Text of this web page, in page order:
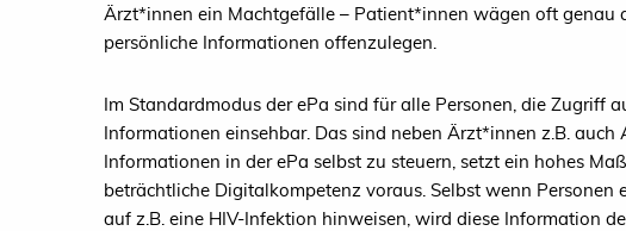
Ärzt*innen ein Machtgefälle – Patient*innen wägen oft genau
persönliche Informationen offenzulegen.
Im Standardmodus der ePa sind für alle Personen, die Zugriff
Informationen einsehbar. Das sind neben Ärzt*innen z.B.
Informationen in der ePa selbst zu steuern, setzt ein hohes
beträchtliche Digitalkompetenz voraus. Selbst wenn Personen
auf z.B. eine HIV-Infektion hinweisen, wird diese Information